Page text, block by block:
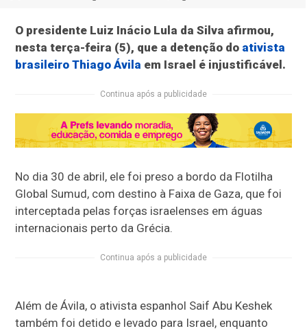
O presidente Luiz Inácio Lula da Silva afirmou,
nesta terça-feira (5), que a detenção do ativista
brasileiro Thiago Ávila em Israel é injustificável.
Continua após a publicidade
No dia 30 de abril, ele foi preso a bordo da Flotilha
Global Sumud, com destino à Faixa de Gaza, que foi
interceptada pelas forças israelenses em águas
internacionais perto da Grécia.
Continua após a publicidade
Além de Ávila, o ativista espanhol Saif Abu Keshek
também foi detido e levado para Israel, enquanto